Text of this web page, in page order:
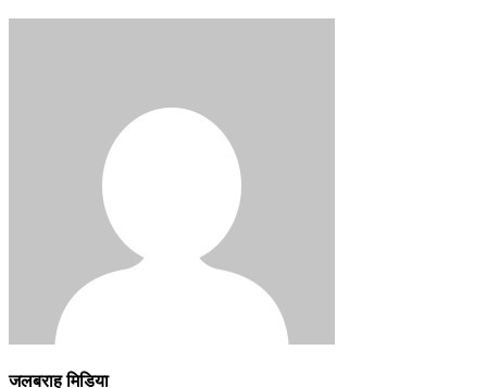
जलबराह मिडिया